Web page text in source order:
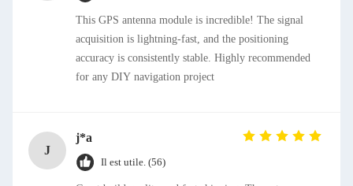
This GPS antenna module is incredible! The signal
acquisition is lightning-fast, and the positioning
accuracy is consistently stable. Highly recommended
for any DIY navigation project
J
j*a
Il est utile. (56)